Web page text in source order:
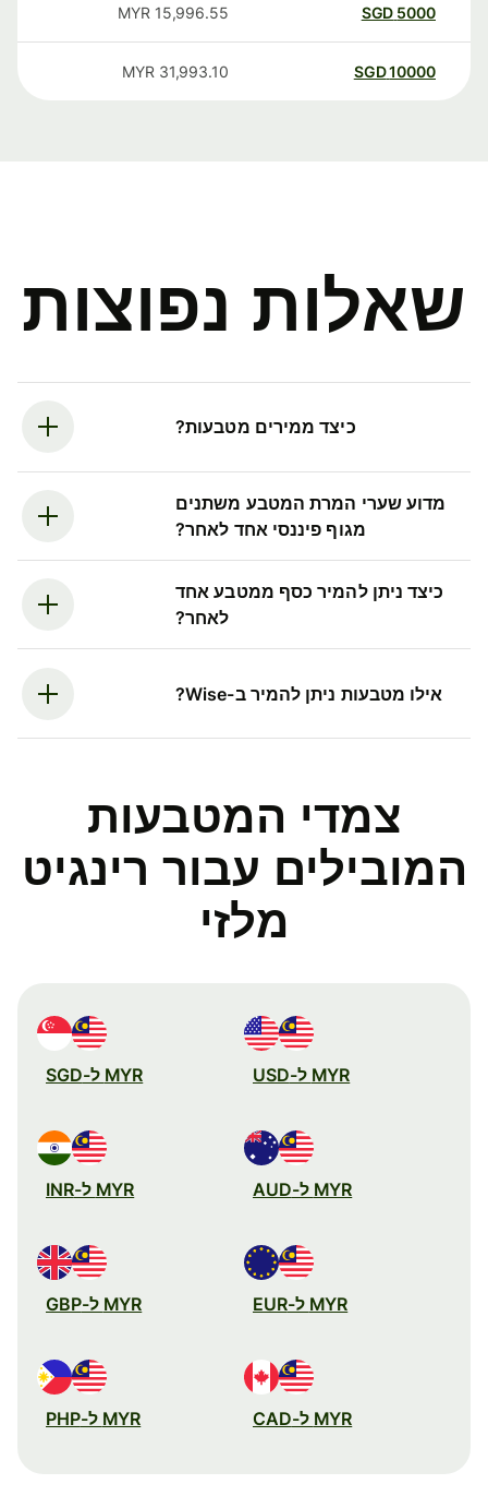
5000
SGD
15,996.55
MYR
10000
SGD
31,993.10
MYR
שאלות נפוצות
כיצד ממירים מטבעות?
מדוע שערי המרת המטבע משתנים
מגוף פיננסי אחד לאחר?
כיצד ניתן להמיר כסף ממטבע אחד
לאחר?
אילו מטבעות ניתן להמיר ב-Wise?
צמדי המטבעות
המובילים עבור רינגיט
מלזי
MYR ל-USD MYR ל-SGD
MYR ל-AUD MYR ל-INR
MYR ל-EUR MYR ל-GBP
MYR ל-CAD MYR ל-PHP